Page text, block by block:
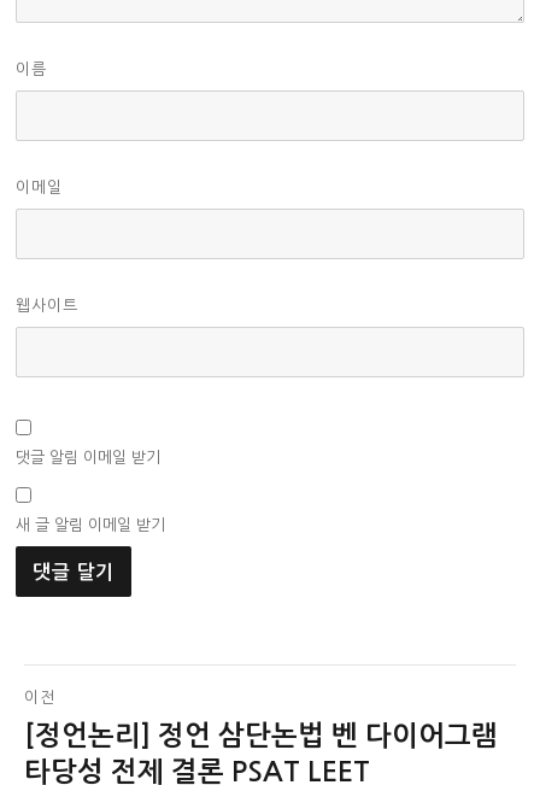
이름
이메일
웹사이트
댓글 알림 이메일 받기
새 글 알림 이메일 받기
글
탐
이전
이
전
[정언논리] 정언 삼단논법 벤 다이어그램
타당성 전제 결론 PSAT LEET